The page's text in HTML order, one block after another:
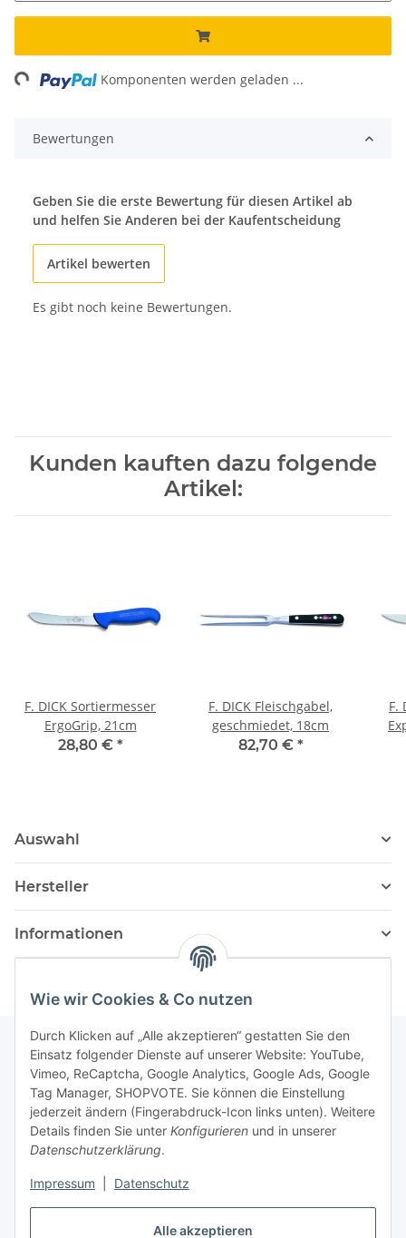
Alle akzeptieren
Wie wir Cookies & Co nutzen
Durch Klicken auf „Alle akzeptieren“ gestatten Sie den
Einsatz folgender Dienste auf unserer Website: YouTube,
Vimeo, ReCaptcha, Google Analytics, Google Ads, Google
Tag Manager, SHOPVOTE. Sie können die Einstellung
jederzeit ändern (Fingerabdruck-Icon links unten). Weitere
Details finden Sie unter Konfigurieren und in unserer
Datenschutzerklärung.
Impressum Datenschutz
Komponenten werden geladen ...
Bewertungen
Geben Sie die erste Bewertung für diesen Artikel ab
und helfen Sie Anderen bei der Kaufentscheidung
Artikel bewerten
Es gibt noch keine Bewertungen.
Kunden kauften dazu folgende
Artikel:
F. DICK Sortiermesser
ErgoGrip, 21cm
28,80 € *
F. DICK Fleischgabel,
geschmiedet, 18cm
82,70 € *
F.
Auswahl
Hersteller
Informationen
Newsletter Abonnieren
Bitte senden Sie mir entsprechend Ihrer
Datenschutzerklärung
regelmäßig und jederzeit widerruflich
Informationen zu Ihrem Produktsortiment per E-Mail zu.
Abonnieren
Newsletter Abonnieren